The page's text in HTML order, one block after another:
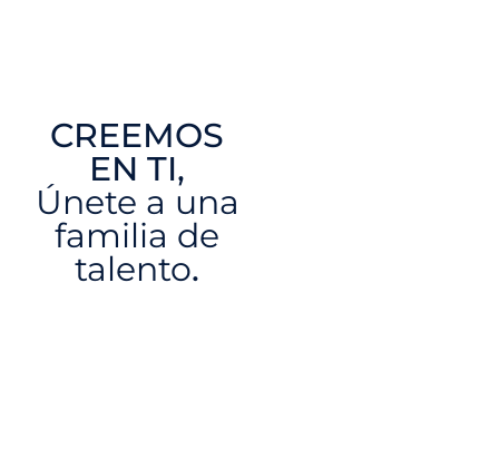
CREEMOS
EN TI,
Únete a una
familia de
talento.